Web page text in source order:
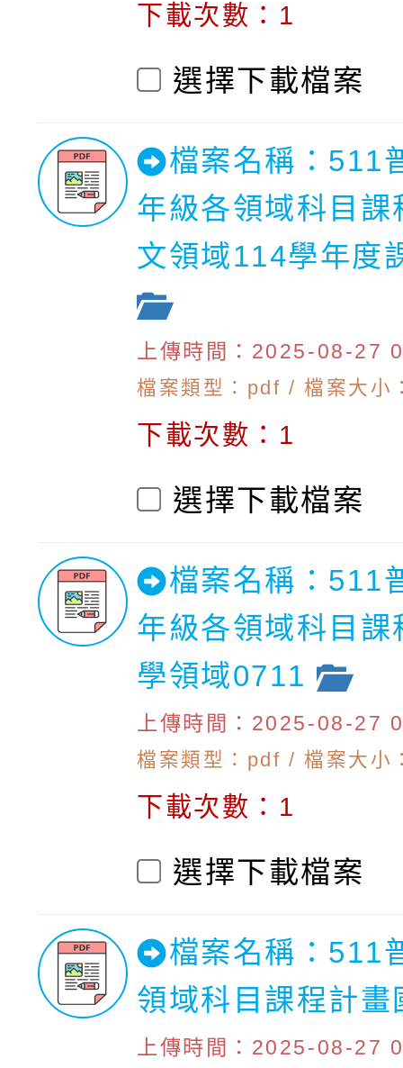
下載次數：1
選擇下載檔案
檔案名稱：511
年級各領域科目課
文領域114學年度
上傳時間：2025-08-27
檔案類型：pdf / 檔案大小
下載次數：1
選擇下載檔案
檔案名稱：511
年級各領域科目課
學領域0711
上傳時間：2025-08-27
檔案類型：pdf / 檔案大小
下載次數：1
選擇下載檔案
檔案名稱：511
領域科目課程計
上傳時間：2025-08-27